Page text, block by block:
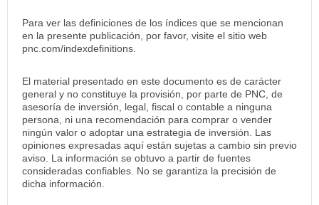
Para ver las definiciones de los índices que se mencionan
en la presente publicación, por favor, visite el sitio web
pnc.com/indexdefinitions.
El material presentado en este documento es de carácter
general y no constituye la provisión, por parte de PNC, de
asesoría de inversión, legal, fiscal o contable a ninguna
persona, ni una recomendación para comprar o vender
ningún valor o adoptar una estrategia de inversión. Las
opiniones expresadas aquí están sujetas a cambio sin previo
aviso. La información se obtuvo a partir de fuentes
consideradas confiables. No se garantiza la precisión de
dicha información.